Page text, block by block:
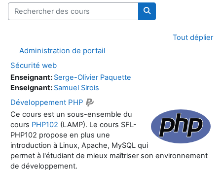
Rechercher des cours
Rechercher des
Tout déplier
Administration de portail
Sécurité web
Enseignant: Serge-Olivier Paquette
Enseignant: Samuel Sirois
Développement PHP
Ce cours est un sous-ensemble du
cours PHP102 (LAMP). Le cours SFL-
PHP102 propose en plus une
introduction à Linux, Apache, MySQL qui
permet à l'étudiant de mieux maîtriser son environnement
de développement.